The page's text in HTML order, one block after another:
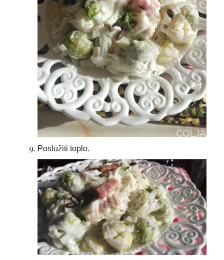
Poslužiti toplo.